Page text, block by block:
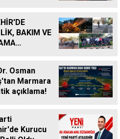
BAKIM VE
Osman
Marmara
açıklama!
Kurucu